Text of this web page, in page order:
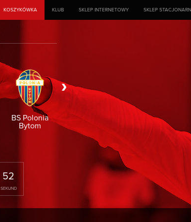
KOSZYKÓWKA KLUB SKLEP INTERNETOWY SKLEP
BS Polonia
Bytom
50
SEKUND
Zdrovo Polonia
1912 Leszno